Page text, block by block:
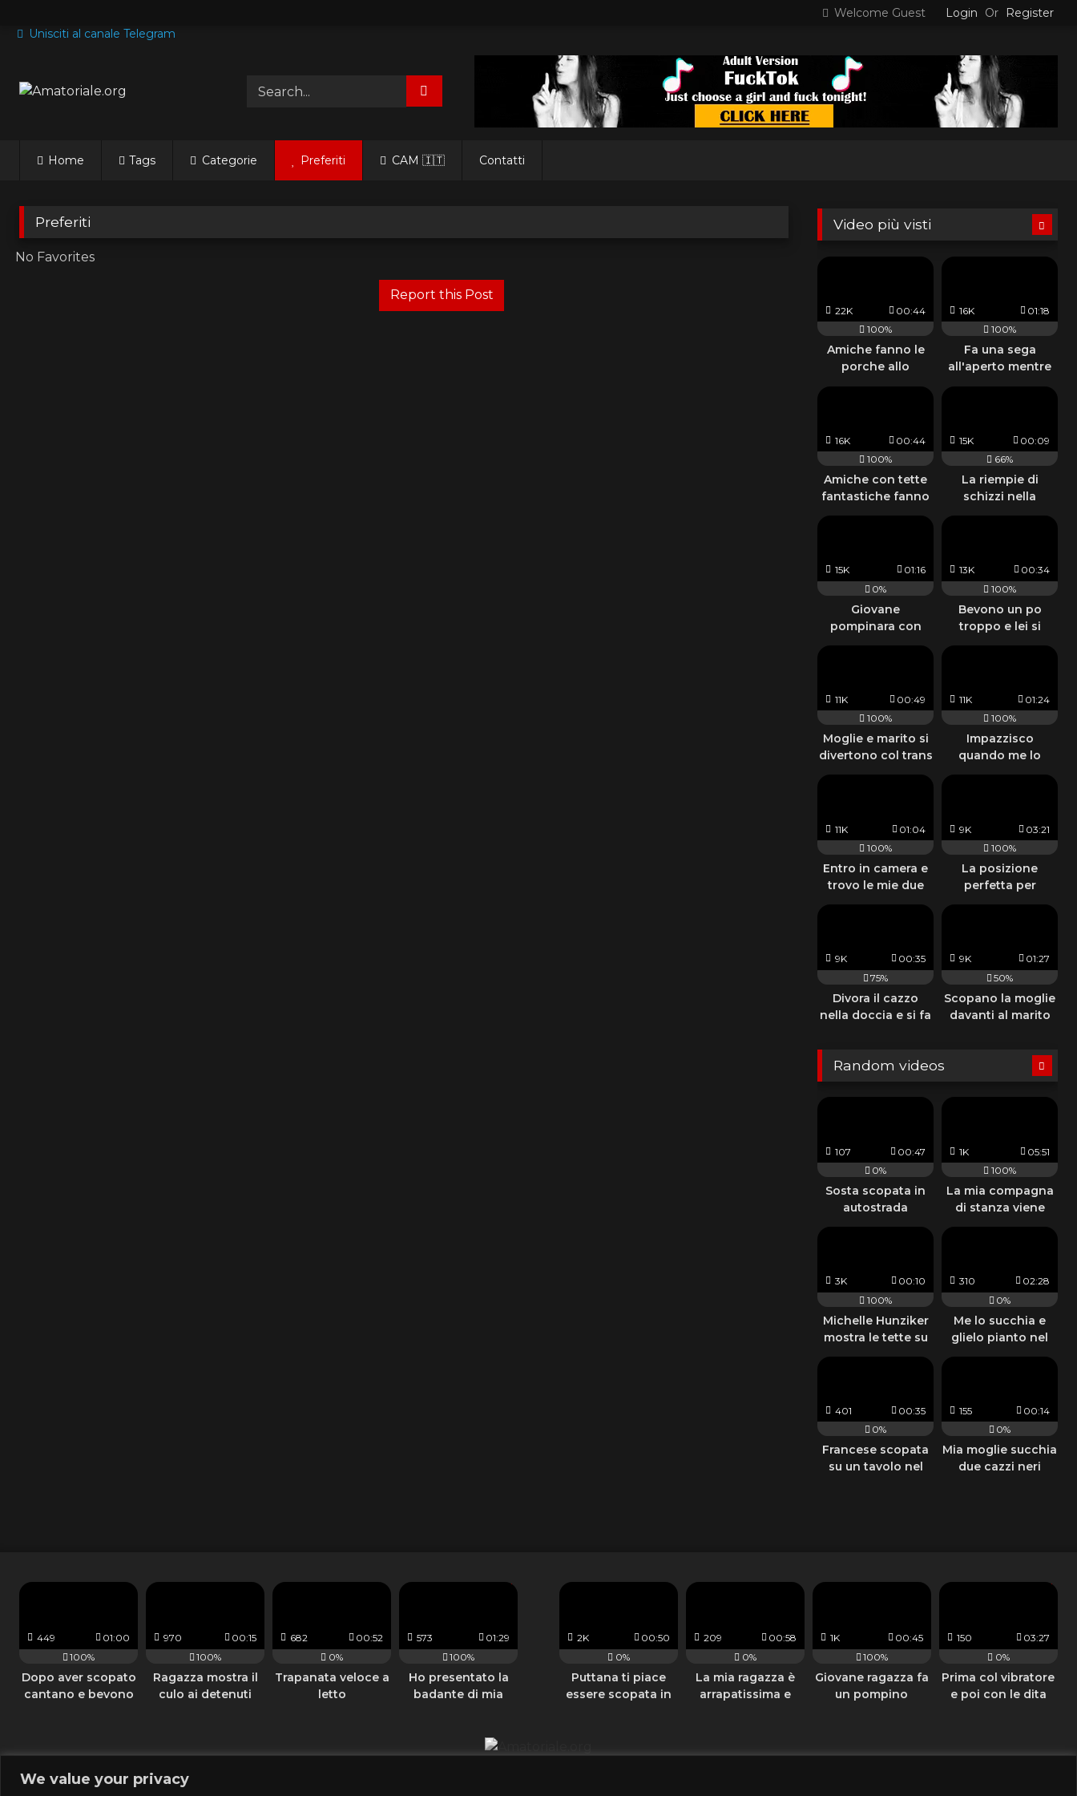
We value your privacy
Welcome Guest Login Or
Register
Unisciti al canale Telegram
Home Tags Categorie Preferiti CAM 🇮🇹 Contatti
Preferiti
No Favorites
Video più visti
22K
00:44
100%
Amiche fanno le
porche allo
specchio del
16K
01:18
100%
Fa una sega
all'aperto mentre
le amiche la
16K
00:44
100%
Amiche con tette
fantastiche fanno
le porche lesbiche
15K
00:09
66%
La riempie di
schizzi nella
doccia
15K
01:16
0%
Giovane
pompinara con
tette da urlo
13K
00:34
100%
Bevono un po
troppo e lei si
denuda davanti
11K
00:49
100%
Moglie e marito si
divertono col trans
11K
01:24
100%
Impazzisco
quando me lo
succhia
11K
01:04
100%
Entro in camera e
trovo le mie due
amiche così
9K
03:21
100%
La posizione
perfetta per
prenderlo in culo
9K
00:35
75%
Divora il cazzo
nella doccia e si fa
9K
01:27
50%
Scopano la moglie
davanti al marito
Random videos
107
00:47
0%
Sosta scopata in
autostrada
1K
05:51
100%
La mia compagna
di stanza viene
sfondata da un
3K
00:10
100%
Michelle Hunziker
mostra le tette su
instagram
310
02:28
0%
Me lo succhia e
glielo pianto nel
culo
401
00:35
0%
Francese scopata
su un tavolo nel
155
00:14
0%
Mia moglie succhia
due cazzi neri
449
01:00
100%
Dopo aver scopato
cantano e bevono
970
00:15
100%
Ragazza mostra il
culo ai detenuti
682
00:52
0%
Trapanata veloce a
letto
573
01:29
100%
Ho presentato la
badante di mia
2K
00:50
0%
Puttana ti piace
essere scopata in
209
00:58
0%
La mia ragazza è
arrapatissima e
1K
00:45
100%
Giovane ragazza fa
un pompino
150
03:27
0%
Prima col vibratore
e poi con le dita